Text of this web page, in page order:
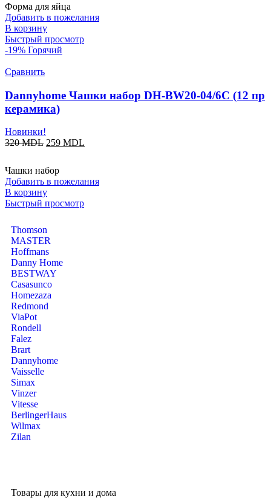
Форма для яйца
Добавить в пожелания
В корзину
Быстрый просмотр
-19% Горячий
Сравнить
Dannyhome Чашки набор DH-BW20-04/6C (12 пр
керамика)
Новинки!
320MDL 259 MDL
Чашки набор
Добавить в пожелания
В корзину
Быстрый просмотр
Thomson
MASTER
Hoffmans
Danny Home
BESTWAY
Casasunco
Homezaza
Redmond
ViaPot
Rondell
Falez
Brart
Dannyhome
Vaisselle
Simax
Vinzer
Vitesse
BerlingerHaus
Wilmax
Zilan
Товары для кухни и дома